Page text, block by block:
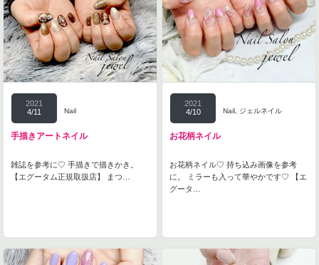
2021
4/11
Nail
手描きアートネイル
雑誌を参考に♡ 手描きで描きかき。
【エグータム正規取扱店】 まつ…
2021
4/10
Nail ジェルネイル
お花柄ネイル
お花柄ネイル♡ 持ち込み画像を参考
に。 ミラーも入って華やかです♡ 【エ
グータ…